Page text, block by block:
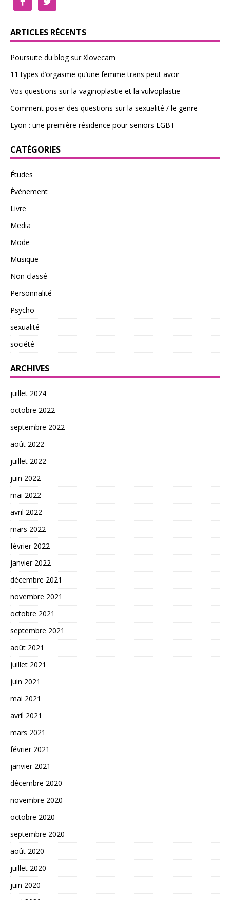
ARTICLES RÉCENTS
Poursuite du blog sur Xlovecam
11 types d’orgasme qu’une femme trans peut avoir
Vos questions sur la vaginoplastie et la vulvoplastie
Comment poser des questions sur la sexualité / le genre
Lyon : une première résidence pour seniors LGBT
CATÉGORIES
Études
Événement
Livre
Media
Mode
Musique
Non classé
Personnalité
Psycho
sexualité
société
ARCHIVES
juillet 2024
octobre 2022
septembre 2022
août 2022
juillet 2022
juin 2022
mai 2022
avril 2022
mars 2022
février 2022
janvier 2022
décembre 2021
novembre 2021
octobre 2021
septembre 2021
août 2021
juillet 2021
juin 2021
mai 2021
avril 2021
mars 2021
février 2021
janvier 2021
décembre 2020
novembre 2020
octobre 2020
septembre 2020
août 2020
juillet 2020
juin 2020